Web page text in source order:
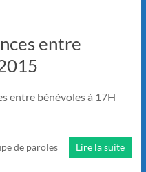
entre
entre bénévoles à 17H
de paroles Lire la suite